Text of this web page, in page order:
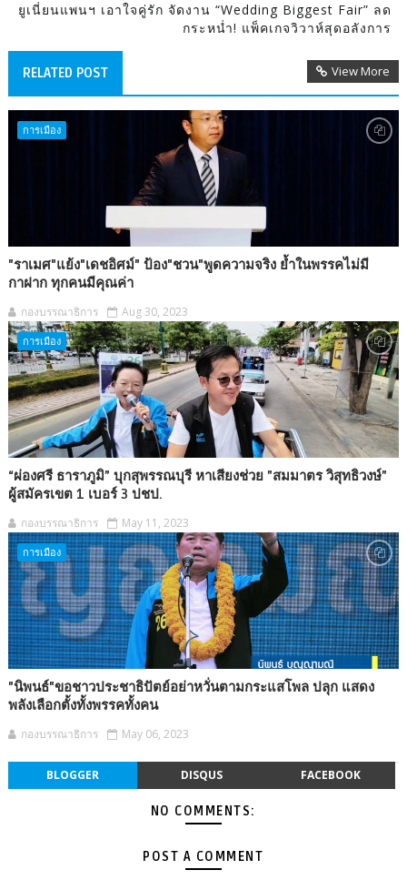
ยูเนี่ยนแพนฯ เอาใจคู่รัก จัดงาน “Wedding Biggest Fair” ลด
กระหน่ำ! แพ็คเกจวิวาห์สุดอลังการ
RELATED POST View More
การเมือง
"ราเมศ"แย้ง"เดชอิศม์" ป้อง"ชวน"พูดความจริง ย้ำในพรรคไม่มี
กาฝาก ทุกคนมีคุณค่า
กองบรรณาธิการ Aug 30, 2023
การเมือง
“ผ่องศรี ธาราภูมิ” บุกสุพรรณบุรี หาเสียงช่วย ”สมมาตร วิสุทธิวงษ์”
ผู้สมัครเขต 1 เบอร์ 3 ปชป.
กองบรรณาธิการ May 11, 2023
การเมือง
"นิพนธ์"ขอชาวประชาธิปัตย์อย่าหวั่นตามกระแสโพล ปลุก แสดง
พลังเลือกตั้งทั้งพรรคทั้งคน
กองบรรณาธิการ May 06, 2023
BLOGGER DISQUS FACEBOOK
NO COMMENTS:
POST A COMMENT